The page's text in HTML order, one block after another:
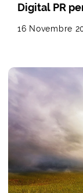
Digital PR
16 Novembre